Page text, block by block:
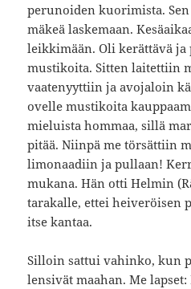
perunoiden kuorimista.
mäkeä laskemaan.
leikkimään. Oli kerättävä ja
mustikoita. Sitten laitettiin
vaatenyyttiin ja avojaloin
ovelle mustikoita
mieluista hommaa, sillä
pitää. Niinpä me törsättiin
limonaadiin ja pullaan!
mukana. Hän otti Helmin
tarakalle, ettei
itse kantaa.
Silloin sattui vahinko, kun
lensivät maahan. Me